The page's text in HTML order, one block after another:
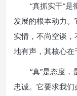
“真抓实干”
发展的根本动力
实情，不尚空谈
地有声，其核心在
“真”是态度
忠诚。它要求我